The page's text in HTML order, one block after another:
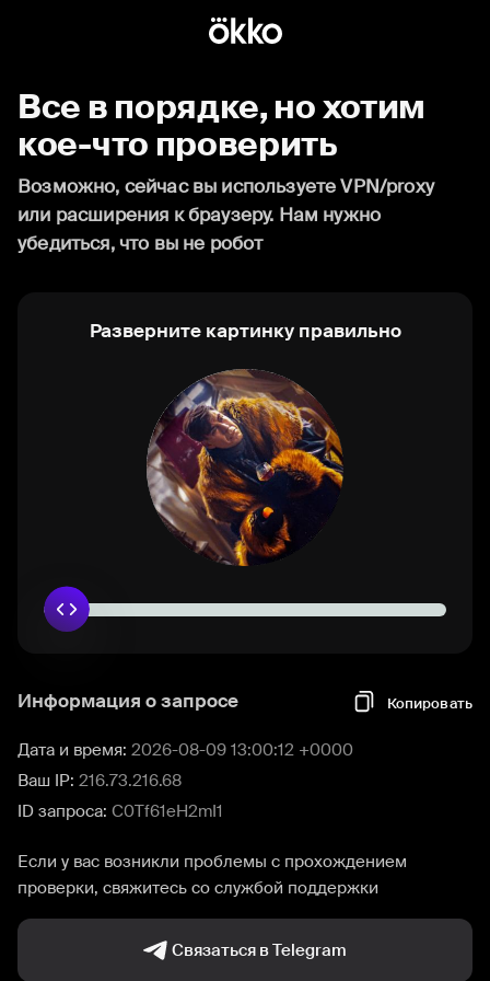
Все в порядке, но хотим
кое-что проверить
Возможно, сейчас вы используете VPN/proxy
или расширения к браузеру. Нам нужно
убедиться, что вы не робот
Разверните картинку правильно
Информация о запросе Копировать
Дата и время: 2026-08-09 13:00:12 +0000
Ваш IP: 216.73.216.68
ID запроса: C0Tf61eH2mI1
Если у вас возникли проблемы с прохождением
проверки, свяжитесь со службой поддержки
Связаться в Telegram